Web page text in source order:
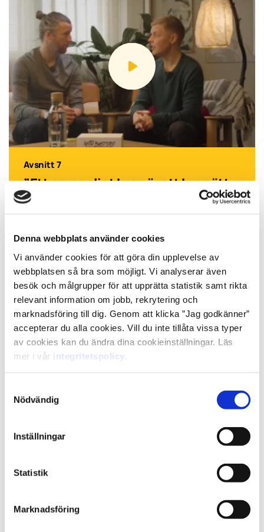
Denna webbplats använder cookies
Vi använder cookies för att göra din upplevelse av
webbplatsen så bra som möjligt. Vi analyserar även
besök och målgrupper för att upprätta statistik samt rikta
relevant information om jobb, rekrytering och
marknadsföring till dig. Genom att klicka ”Jag godkänner”
accepterar du alla cookies. Vill du inte tillåta vissa typer
av cookies kan du ändra dina cookieinställningar. Läs
mer i vår integritetspolicy.
Nödvändig
Inställningar
Statistik
Marknadsföring
Avsnitt 7
”Ett personligt brev är ett bra sätt
att utvärdera en kandidat.”
”Har man tränat eller tävlat på en
jobbet.”